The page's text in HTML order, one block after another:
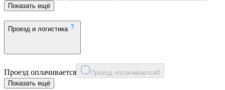
Показать ещё
Проезд и логистика
Проезд оплачивается Проезд оплачивается0
Показать ещё